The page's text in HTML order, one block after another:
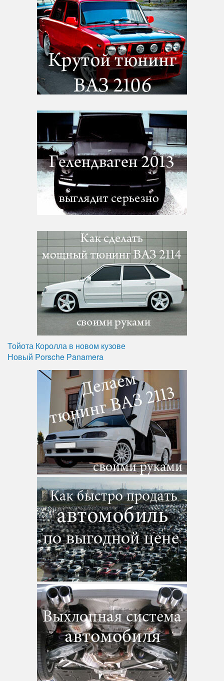
Тойота Королла в новом кузове
Новый Porsche Panamera